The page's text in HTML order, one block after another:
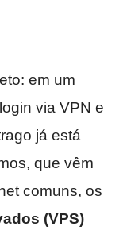
em um
via VPN e
já está
que vêm
comuns, os
(VPS)